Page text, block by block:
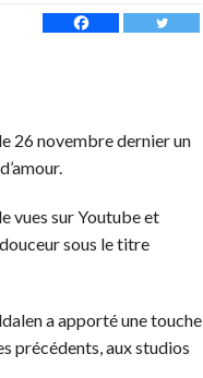
26 novembre dernier un
vues sur Youtube et
sous le titre
a apporté une touche
précédents, aux studios